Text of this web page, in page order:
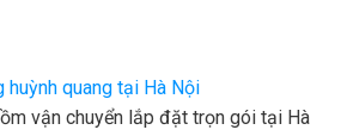
huỳnh quang tại Hà Nội
vận chuyển lắp đặt trọn gói tại Hà